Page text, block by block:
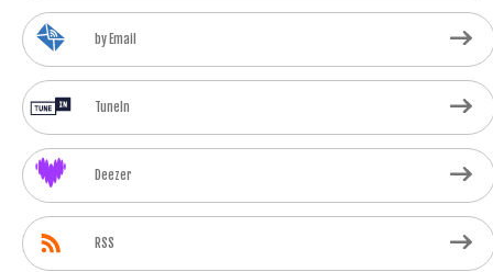
by Email
TuneIn
Deezer
RSS